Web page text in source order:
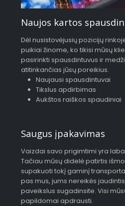
Naujos kartos
Dėl nusistovėjusių pozicijų
puikiai žinome, ko tikisi mūsų
pasirinkti spausdintuvus ir
atitinkančias jūsų poreikius.
Naujausi spausdintuvai
Tikslus apdirbimas
Aukštos raiškos spaudiniai
Saugus įpakavimas
Vaizdai savo prigimtimi yra
Tačiau mūsų didelė patirtis
supakuoti tokį gaminį
pas mus, jums nereikės
paveikslus sugadinsite. Visi
papildomai apdrausti.